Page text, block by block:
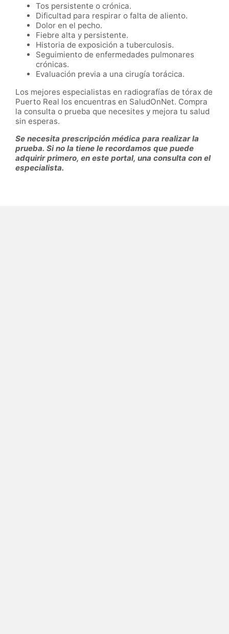
Tos persistente o crónica.
Dificultad para respirar o falta de aliento.
Dolor en el pecho.
Fiebre alta y persistente.
Historia de exposición a tuberculosis.
Seguimiento de enfermedades pulmonares
crónicas.
Evaluación previa a una cirugía torácica.
Los mejores especialistas en radiografías de tórax de
Puerto Real los encuentras en SaludOnNet. Compra
la consulta o prueba que necesites y mejora tu salud
sin esperas.
Se necesita prescripción médica para realizar la
prueba. Si no la tiene le recordamos que puede
adquirir primero, en este portal, una consulta con el
especialista.